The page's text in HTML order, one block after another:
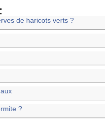
de haricots verts ?
?